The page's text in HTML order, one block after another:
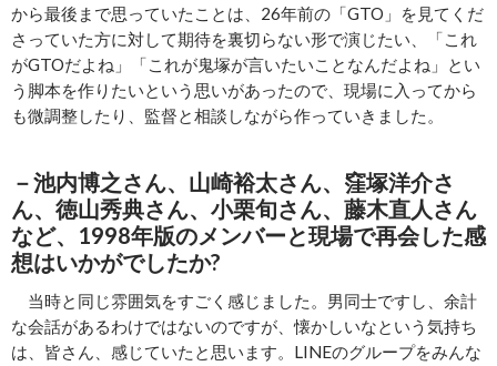
から最後まで思っていたことは、26年前の「GTO」を見てくだ
さっていた方に対して期待を裏切らない形で演じたい、「これ
がGTOだよね」「これが鬼塚が言いたいことなんだよね」とい
う脚本を作りたいという思いがあったので、現場に入ってから
も微調整したり、監督と相談しながら作っていきました。
－池内博之さん、山崎裕太さん、窪塚洋介さ
ん、徳山秀典さん、小栗旬さん、藤木直人さん
など、1998年版のメンバーと現場で再会した感
想はいかがでしたか?
当時と同じ雰囲気をすごく感じました。男同士ですし、余計
な会話があるわけではないのですが、懐かしいなという気持ち
は、皆さん、感じていたと思います。LINEのグループをみんな